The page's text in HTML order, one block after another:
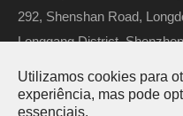
292, Shenshan Road,
Longgang District,
Direitos autorais ©
Utilizamos cookies para
experiência, mas pode
essenciais.